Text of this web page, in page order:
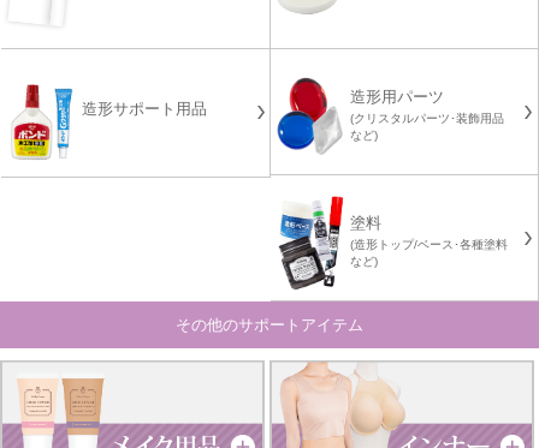
造形サポート用品
造形用パーツ
(クリスタルパーツ･装飾用品
など)
塗料
(造形トップ/ベース･各種塗料
など)
その他のサポートアイテム